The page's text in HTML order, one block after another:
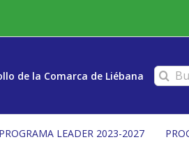
de la Comarca de Liébana Buscar:
PROGRAMA LEADER 2023-2027